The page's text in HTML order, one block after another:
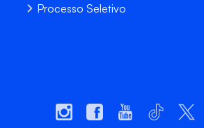
Processo Seletivo